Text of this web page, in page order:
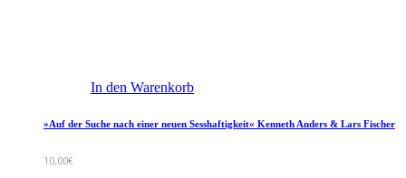
In den Warenkorb
»Auf der Suche nach einer neuen Sesshaftigkeit« Kenneth Anders & Lars Fischer
10,00€